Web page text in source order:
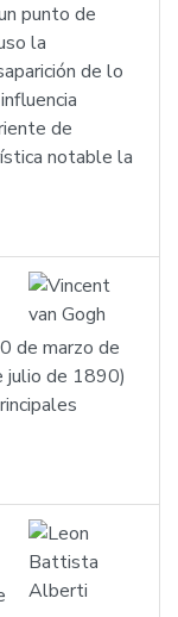
punto de
la
de lo
de
notable la
de marzo de
julio de 1890)